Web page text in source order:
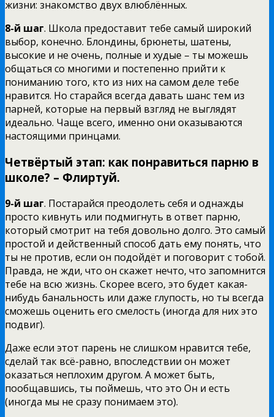
жизни: знакомство двух влюблённых.
8-й шаг. Школа предоставит тебе самый широкий
выбор, конечно. Блондины, брюнеты, шатены,
высокие и не очень, полные и худые – ты можешь
общаться со многими и постепенно прийти к
пониманию того, кто из них на самом деле тебе
нравится. Но старайся всегда давать шанс тем из
парней, которые на первый взгляд не выглядят
идеально. Чаще всего, именно они оказываются
настоящими принцами.
Четвёртый этап: как понравиться парню в
школе? – Флиртуй.
9-й шаг. Постарайся преодолеть себя и однажды
просто кивнуть или подмигнуть в ответ парню,
который смотрит на тебя довольно долго. Это самый
простой и действенный способ дать ему понять, что
ты не против, если он подойдёт и поговорит с тобой.
Правда, не жди, что он скажет нечто, что запомнится
тебе на всю жизнь. Скорее всего, это будет какая-
нибудь банальность или даже глупость, но ты всегда
сможешь оценить его смелость (иногда для них это
подвиг).
Даже если этот парень не слишком нравится тебе,
сделай так всё-равно, впоследствии он может
оказаться неплохим другом. А может быть,
пообщавшись, ты поймешь, что это Он и есть
(иногда мы не сразу понимаем это).